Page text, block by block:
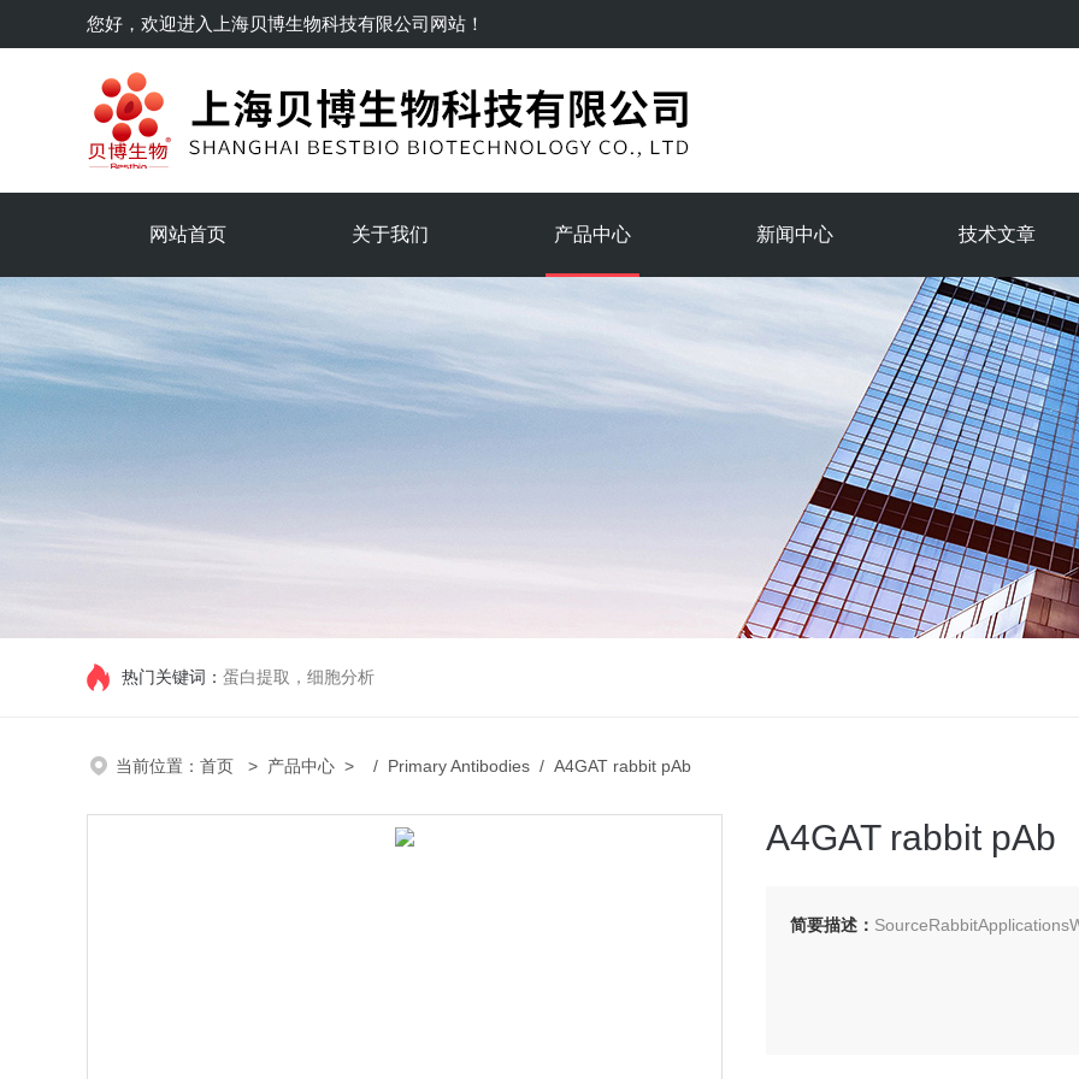
您好，欢迎进入 上海贝博生物科技有限公司网站！
网站首页 关于我们 产品中心 新闻中心 技术文章
热门关键词： 蛋白提取，细胞分析
当前位置： 首页 > 产品中心 > / Primary Antibodies / A4GAT rabbit pAb
A4GAT rabbit pAb
简要描述：